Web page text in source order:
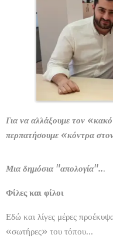
Για να αλλάξουμε τον
περπατήσουμε «κόντρα
Μια δημόσια "απολογία"...
Φίλες και φίλοι
Εδώ και λίγες μέρες
«σωτήρες» του τόπου...